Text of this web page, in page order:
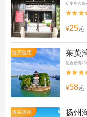
历史悠久保
¥25起
随买随用 茱萸
适合踏青和
¥58起
随买随用 扬州